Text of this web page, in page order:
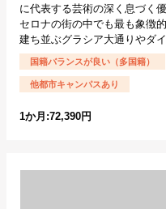
に代表する芸術の深く息づく
セロナの街の中でも最も象徴
建ち並ぶグラシア大通りやダ
国籍バランスが良い（多国籍）
他都市キャンパスあり
1か月:72,390円